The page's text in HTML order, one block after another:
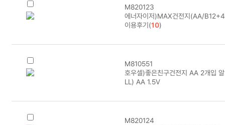
M820123
에너자이저)MAX건전지(AA/
이용후기(10)
M810551
호우셀)좋은친구건전지 AA 2개입
LL) AA 1.5V
M820124